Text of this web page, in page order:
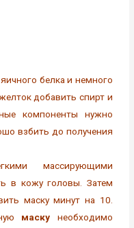
белка и немного
добавить спирт и
компоненты нужно
взбить до получения
массирующими
в кожу головы. Затем
маску минут на 10.
маску необходимо